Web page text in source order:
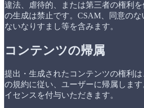
違法、虐待的、または第三者の権利
の生成は禁止です。CSAM、同意の
ないなりすまし等を含みます。
コンテンツの帰属
提出・生成されたコンテンツの権利
の規約に従い、ユーザーに帰属しま
イセンスを付与いただきます。